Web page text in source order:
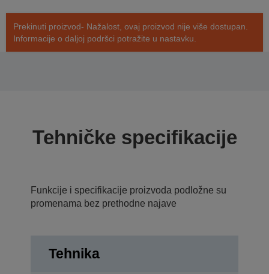
Prekinuti proizvod- Nažalost, ovaj proizvod nije više dostupan.
Informacije o daljoj podršci potražite u nastavku.
Tehničke specifikacije
Funkcije i specifikacije proizvoda podložne su
promenama bez prethodne najave
Tehnika